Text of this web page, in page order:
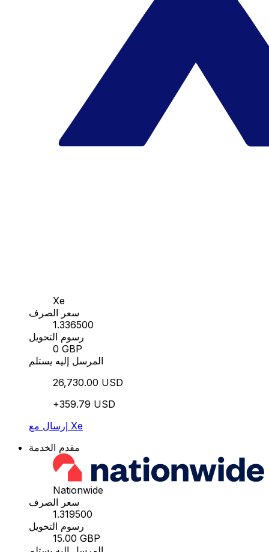
Xe
سعر الصرف
1.336500
رسوم التحويل
0 GBP
المرسل إليه يستلم
26,730.00 USD
+359.79 USD
إرسال مع Xe
مقدم الخدمة
Nationwide
سعر الصرف
1.319500
رسوم التحويل
15.00 GBP